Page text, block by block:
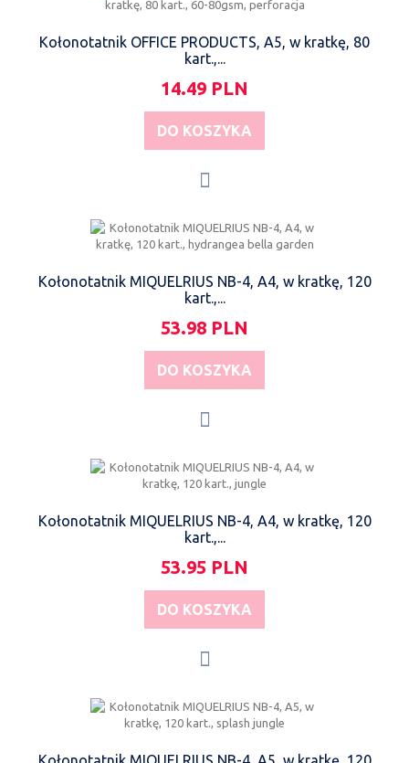
Kołonotatnik OFFICE PRODUCTS, A5, w kratkę, 80
kart.,...
14.49 PLN
DO KOSZYKA
Kołonotatnik MIQUELRIUS NB-4, A4, w kratkę, 120
kart.,...
53.98 PLN
DO KOSZYKA
Kołonotatnik MIQUELRIUS NB-4, A4, w kratkę, 120
kart.,...
53.95 PLN
DO KOSZYKA